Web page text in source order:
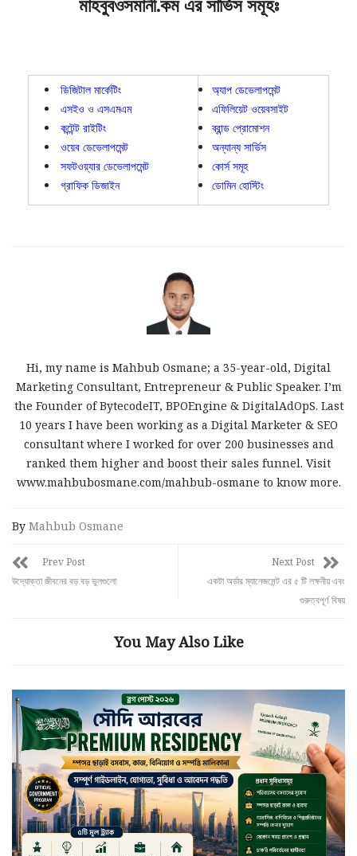
ডিজিটাল মার্কেটিং
এসইও ও এসএমএম
কন্টেন্ট রাইটিং
ওয়েব ডেভেলাপমেন্ট
সফটওয়্যার ডেভেলাপমেন্ট
গ্রাফিক ডিজাইন
অ্যাপ ডেভেলাপমেন্ট
এফিলিয়েট ওয়েবসাইট
ব্রান্ড প্রোমোশন
অন্যান্য সার্ভিস
কোর্স সমূহ
ডোমিন হোস্টিং
Hi, my name is Mahbub Osmane; a 35-year-old, Digital
Marketing Consultant, Entrepreneur & Public Speaker. I’m
the Founder of BytecodeIT, BPOEngine & DigitalAdOpS. Last
10 years I have been working as a Digital Marketer & SEO
consultant where I worked for over 200 businesses and
ranked them higher and boost their sales funnel. Visit
www.mahbubosmane.com/mahbub-osmane to know more.
By Mahbub Osmane
Prev Post
উদ্যোক্তা জীবনের বড় বড় ভুলগুলো
Next Post
একটা অর্ডার ম্যানেজমেন্ট এর ৫ টি লক্ষনীয় এবং
গুরুত্বপূর্ণ বিষয়
You May Also Like